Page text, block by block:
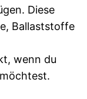
Diese
Ballaststoffe
wenn du